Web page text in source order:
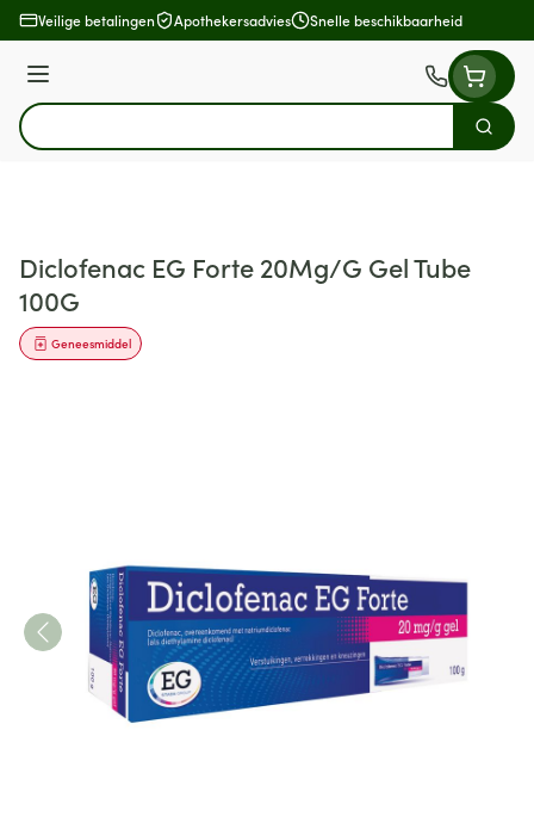
Ga naar de inhoud
Veilige betalingen Apothekersadvies Snelle beschikbaarheid
Menu
Product, merk, categorie...
Zoek
Diclofenac EG Forte 20Mg/G Gel Tube
100G
Geneesmiddel